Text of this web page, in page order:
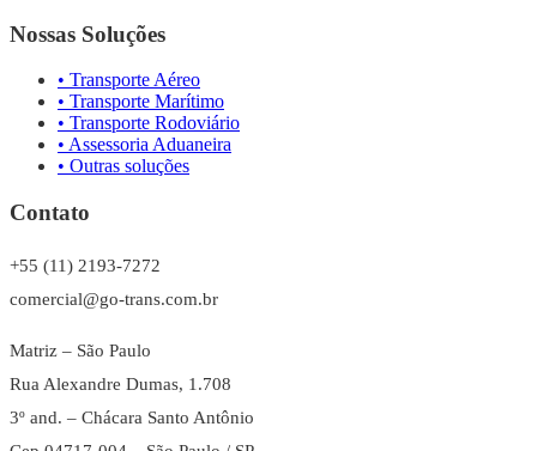
Nossas Soluções
• Transporte Aéreo
• Transporte Marítimo
• Transporte Rodoviário
• Assessoria Aduaneira
• Outras soluções
Contato
+55 (11) 2193-7272
comercial@go-trans.com.br
Matriz – São Paulo
Rua Alexandre Dumas, 1.708
3º and. – Chácara Santo Antônio